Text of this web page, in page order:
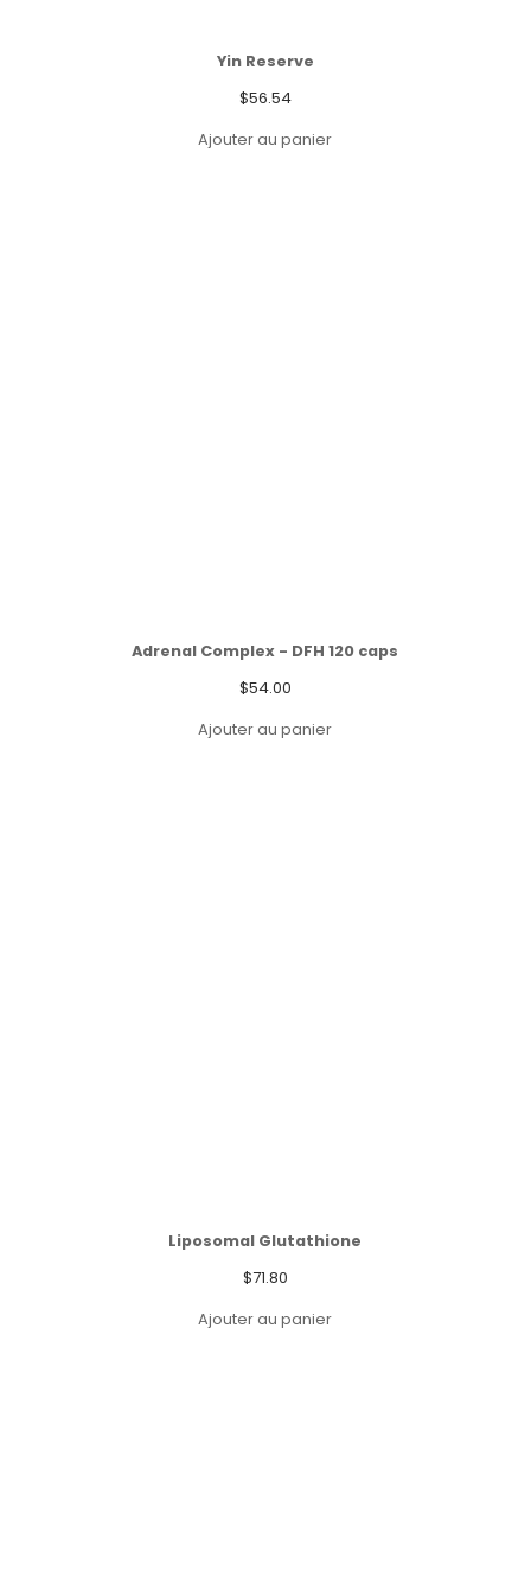
Yin Reserve
$56.54
Ajouter au panier
Adrenal Complex - DFH 120 caps
$54.00
Ajouter au panier
Liposomal Glutathione
$71.80
Ajouter au panier